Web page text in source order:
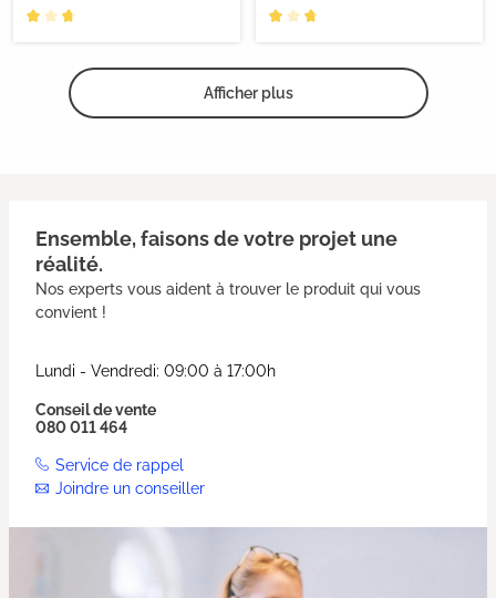
Afficher plus
Ensemble, faisons de votre projet une
réalité.
Nos experts vous aident à trouver le produit qui vous
convient !
Lundi - Vendredi: 09:00 à 17:00h
Conseil de vente
080 011 464
Service de rappel
Joindre un conseiller